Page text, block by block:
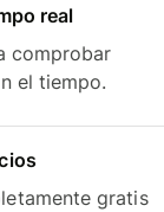
real
comprobar
el tiempo.
gratis